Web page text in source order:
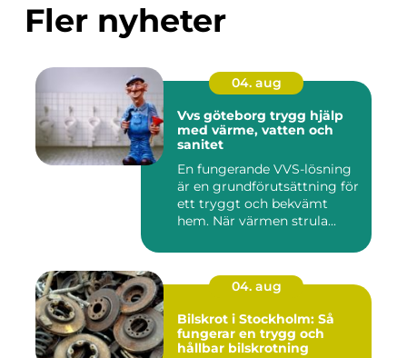
Fler nyheter
04. aug
Vvs göteborg trygg hjälp
med värme, vatten och
sanitet
En fungerande VVS-lösning
är en grundförutsättning för
ett tryggt och bekvämt
hem. När värmen strula...
04. aug
Bilskrot i Stockholm: Så
fungerar en trygg och
hållbar bilskrotning